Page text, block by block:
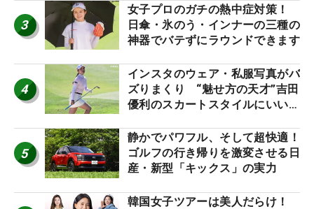
3
女子プロのガチの熱中症対策！
日傘・氷のう・インナーの三種の
神器でバテずにラウンドできます
4
インスタのウェア・私服写真がバ
ズりまくり “魅せ方の天才”吉田
優利のスカートスタイルにいい
5
静かでパワフル、そして超快適！
ゴルフの行き帰りを激変させる日
産・新型「キックス」の実力
韓国女子ツアーは美人だらけ！